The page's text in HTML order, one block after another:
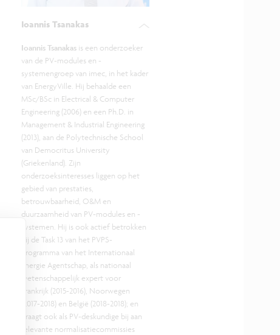
Ioannis Tsanakas
Ioannis Tsanakasis een onderzoeker
van de PV-modules en -
systemengroep van imec, in het kader
van EnergyVille. Hij behaalde een
MSc/BSc in Electrical & Computer
Engineering (2006) en een Ph.D. in
Management & Industrial Engineering
(2013), aan de Polytechnische School
van Democritus University
(Griekenland). Zijn
onderzoeksinteresses liggen op het
gebied van prestaties,
betrouwbaarheid, O&M en
duurzaamheid van PV-modules en -
systemen. Hij is ook actief betrokken
bij de Task 13 van het PVPS-
programma van het Internationaal
Energie Agentschap, als nationaal
wetenschappelijk expert voor
Frankrijk (2015-2016), Noorwegen
(2017-2018) en België (2018-2018); en
draagt ook als PV-deskundige bij aan
relevante normalisatiecommissies